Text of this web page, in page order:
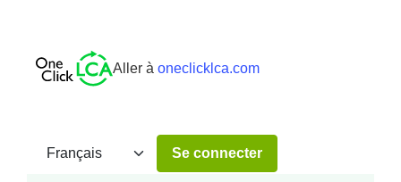
Aller à oneclicklca.com
Se connecter